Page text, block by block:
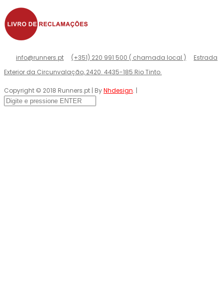
info@runners.pt (+351) 220 991 500 ( chamada local )
Estrada
Exterior da Circunvalação, 2420. 4435-185 Rio Tinto.
Copyright © 2018 Runners.pt | ByNhdesign. |